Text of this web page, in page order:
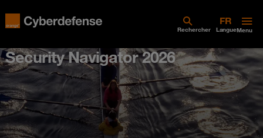
Rechercher LangueMenu
Security Navigator 2026